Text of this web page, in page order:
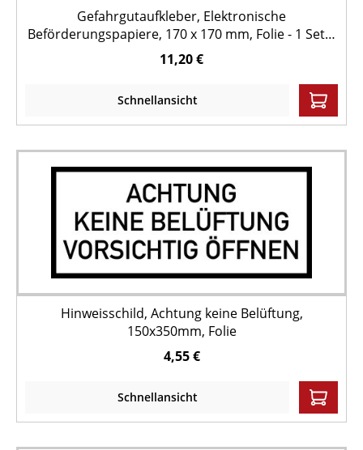
Gefahrgutaufkleber, Elektronische
Beförderungspapiere, 170 x 170 mm, Folie - 1 Set =
2 Stück
11,20 €
Schnellansicht
Hinweisschild, Achtung keine Belüftung,
150x350mm, Folie
4,55 €
Schnellansicht